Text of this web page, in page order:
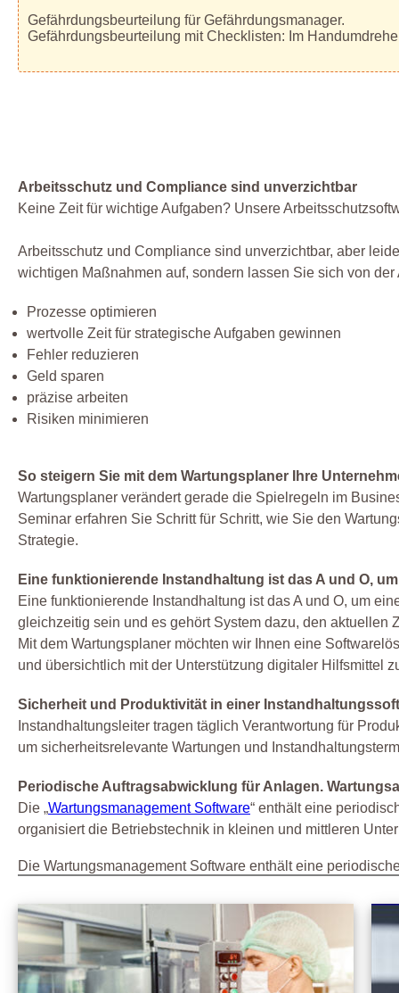
Gefährdungsbeurteilung für Gefährdungsmanager.
Gefährdungsbeurteilung mit Checklisten: Im
Arbeitsschutz und Compliance sind unverzichtbar
Keine Zeit für wichtige Aufgaben? Unsere
Arbeitsschutz und Compliance sind unverzichtbar, aber
wichtigen Maßnahmen auf, sondern lassen Sie sich von
Prozesse optimieren
wertvolle Zeit für strategische Aufgaben gewinnen
Fehler reduzieren
Geld sparen
präzise arbeiten
Risiken minimieren
So steigern Sie mit dem Wartungsplaner Ihre
Wartungsplaner verändert gerade die Spielregeln im
Seminar erfahren Sie Schritt für Schritt, wie Sie den
Strategie.
Eine funktionierende Instandhaltung ist das A und O,
Eine funktionierende Instandhaltung ist das A und O, um
gleichzeitig sein und es gehört System dazu, den
Mit dem Wartungsplaner möchten wir Ihnen eine
und übersichtlich mit der Unterstützung digitaler Hilfsmittel
Sicherheit und Produktivität in einer
Instandhaltungsleiter tragen täglich Verantwortung für
um sicherheitsrelevante Wartungen und
Periodische Auftragsabwicklung für Anlagen.
Die „Wartungsmanagement Software“ enthält eine
organisiert die Betriebstechnik in kleinen und mittleren
Die Wartungsmanagement Software enthält eine